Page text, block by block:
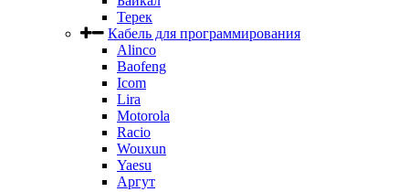
Терек
Кабель для программирования
Alinco
Baofeng
Icom
Lira
Motorola
Racio
Wouxun
Yaesu
Аргут